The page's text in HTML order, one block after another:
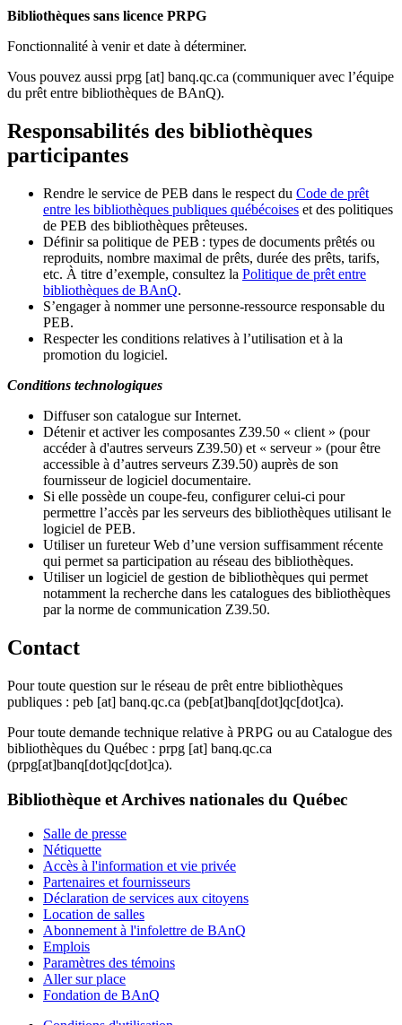
Bibliothèques sans licence PRPG
Fonctionnalité à venir et date à déterminer.
Vous pouvez aussi prpg [at] banq.qc.ca (communiquer avec l’équipe
du prêt entre bibliothèques de BAnQ).
Responsabilités des bibliothèques
participantes
Rendre le service de PEB dans le respect du Code de prêt
entre les bibliothèques publiques québécoises et des politiques
de PEB des bibliothèques prêteuses.
Définir sa politique de PEB : types de documents prêtés ou
reproduits, nombre maximal de prêts, durée des prêts, tarifs,
etc. À titre d’exemple, consultez la Politique de prêt entre
bibliothèques de BAnQ.
S’engager à nommer une personne-ressource responsable du
PEB.
Respecter les conditions relatives à l’utilisation et à la
promotion du logiciel.
Conditions technologiques
Diffuser son catalogue sur Internet.
Détenir et activer les composantes Z39.50 « client » (pour
accéder à d'autres serveurs Z39.50) et « serveur » (pour être
accessible à d’autres serveurs Z39.50) auprès de son
fournisseur de logiciel documentaire.
Si elle possède un coupe-feu, configurer celui-ci pour
permettre l’accès par les serveurs des bibliothèques utilisant le
logiciel de PEB.
Utiliser un fureteur Web d’une version suffisamment récente
qui permet sa participation au réseau des bibliothèques.
Utiliser un logiciel de gestion de bibliothèques qui permet
notamment la recherche dans les catalogues des bibliothèques
par la norme de communication Z39.50.
Contact
Pour toute question sur le réseau de prêt entre bibliothèques
publiques : peb [at] banq.qc.ca (peb[at]banq[dot]qc[dot]ca).
Pour toute demande technique relative à PRPG ou au Catalogue des
bibliothèques du Québec : prpg [at] banq.qc.ca
(prpg[at]banq[dot]qc[dot]ca).
Bibliothèque et Archives nationales du Québec
Salle de presse
Nétiquette
Accès à l'information et vie privée
Partenaires et fournisseurs
Déclaration de services aux citoyens
Location de salles
Abonnement à l'infolettre de BAnQ
Emplois
Paramètres des témoins
Aller sur place
Fondation de BAnQ